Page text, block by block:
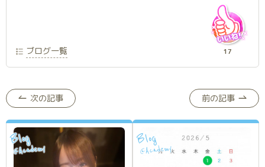
ブログ一覧 17
次の記事
Blog
@Academy
前の記事
Blog
@Academy